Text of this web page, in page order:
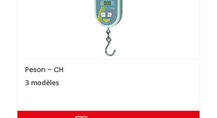
Peson – CH
3 modèles